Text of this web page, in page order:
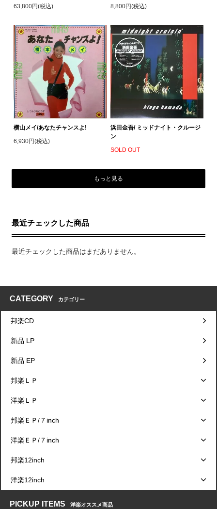
63,800円(税込) 8,800円(税込)
横山メイ/あなたチャンスよ!
6,930円(税込)
浜田金吾/ ミッドナイト・クルージ
ン
SOLD OUT
もっと見る
最近チェックした商品
最近チェックした商品はまだありません。
CATEGORY カテゴリー
邦楽CD
新品 LP
新品 EP
邦楽ＬＰ
洋楽ＬＰ
邦楽ＥＰ/７inch
洋楽ＥＰ/７inch
邦楽12inch
洋楽12inch
PICKUP ITEMS 洋楽オススメ商品